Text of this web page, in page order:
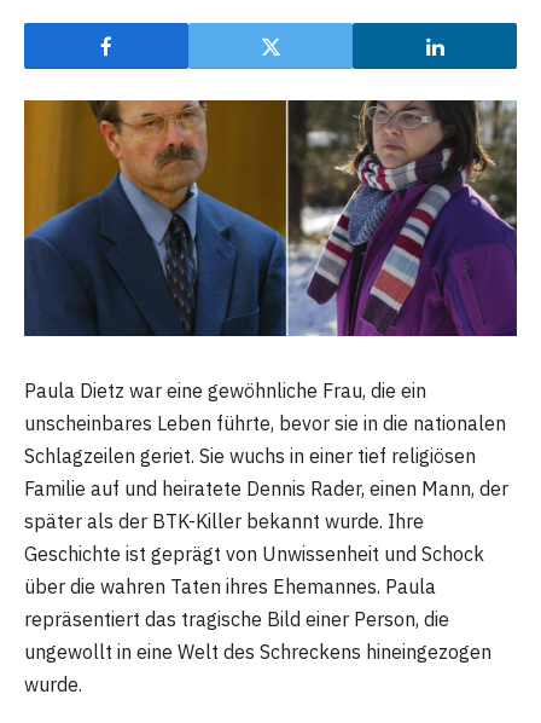
Paula Dietz war eine gewöhnliche Frau, die ein
unscheinbares Leben führte, bevor sie in die nationalen
Schlagzeilen geriet. Sie wuchs in einer tief religiösen
Familie auf und heiratete Dennis Rader, einen Mann, der
später als der BTK-Killer bekannt wurde. Ihre
Geschichte ist geprägt von Unwissenheit und Schock
über die wahren Taten ihres Ehemannes. Paula
repräsentiert das tragische Bild einer Person, die
ungewollt in eine Welt des Schreckens hineingezogen
wurde.